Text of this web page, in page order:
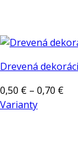
Drevená
0,50 € – 0,70 €Price
Varianty